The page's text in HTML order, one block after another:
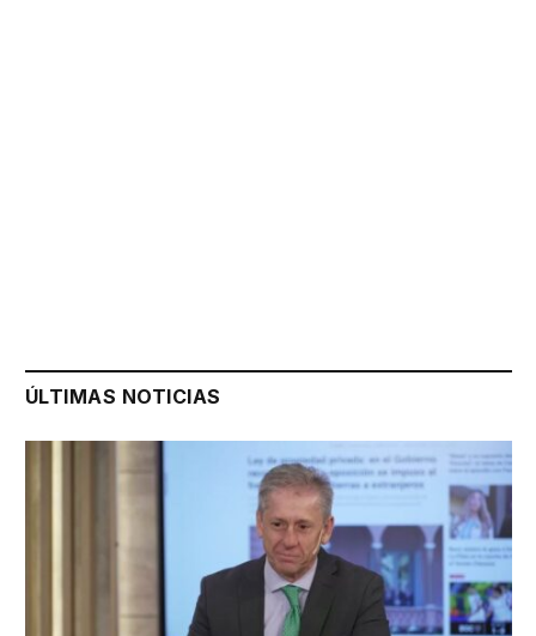
ÚLTIMAS NOTICIAS